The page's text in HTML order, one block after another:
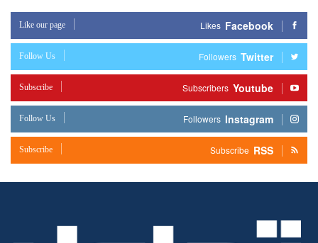
Facebook
Likes
Like our page
Twitter
Followers
Follow Us
Youtube
Subscribers
Subscribe
Instagram
Followers
Follow Us
RSS
Subscribe
Subscribe